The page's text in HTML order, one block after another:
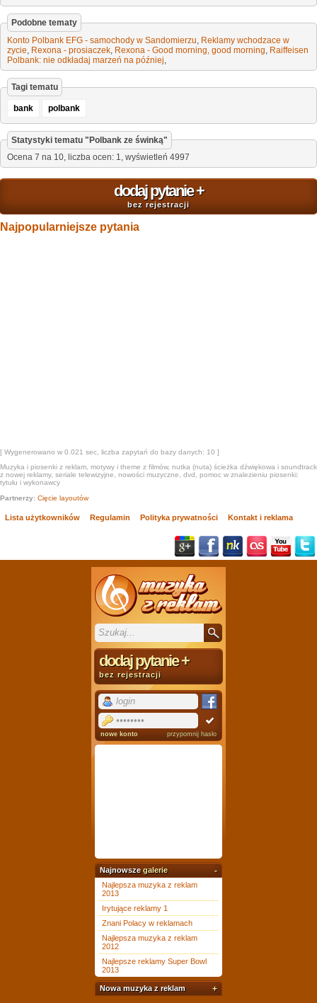
Podobne tematy
Konto Polbank EFG - samochody w Sandomierzu Reklamy wchodzace w
zycie Rexona - prosiaczek Rexona - Good morning, good morning Raiffeisen
Polbank: nie odkładaj marzeń na później
Tagi tematu
bank polbank
Statystyki tematu "Polbank ze świnką"
Ocena 7 na 10, liczba ocen: 1, wyświetleń 4997
dodaj pytanie+
bez rejestracji
Najpopularniejsze pytania
[ Wygenerowano w 0.021 sec, liczba zapytań do bazy danych: 10 ]
Muzyka i piosenki z reklam, motywy i theme z filmów, nutka (nuta) ścieżka dźwiękowa i soundtrack
z nowej reklamy, seriale telewizyjne, nowości muzyczne, dvd, pomoc w znalezieniu piosenki:
tytułu i wykonawcy
Partnerzy: Cięcie layoutów
Lista użytkowników Regulamin Polityka prywatności Kontakt i reklama
dodaj pytanie+
bez rejestracji
nowe konto przypomnij hasło
Najnowszegalerie -
Najlepsza muzyka z reklam
2013
Irytujące reklamy 1
Znani Polacy w reklamach
Najlepsza muzyka z reklam
2012
Najlepsze reklamy Super Bowl
2013
Nowa muzyka z reklam +